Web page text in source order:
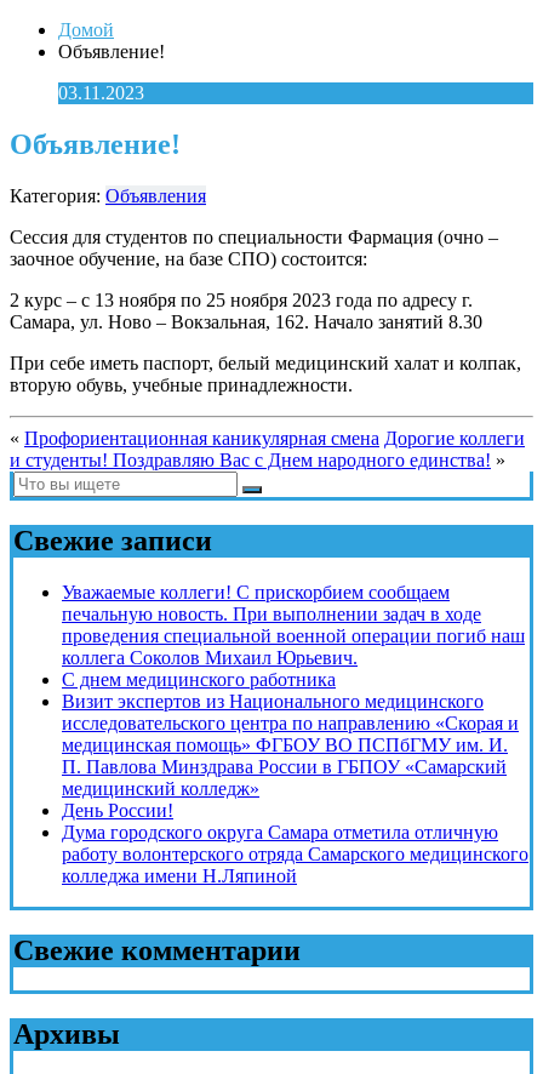
Домой
Объявление!
03.11.2023
Объявление!
Категория: Объявления
Сессия для студентов по специальности Фармация (очно –
заочное обучение, на базе СПО) состоится:
2 курс – с 13 ноября по 25 ноября 2023 года по адресу г.
Самара, ул. Ново – Вокзальная, 162. Начало занятий 8.30
При себе иметь паспорт, белый медицинский халат и колпак,
вторую обувь, учебные принадлежности.
« Профориентационная каникулярная смена Дорогие коллеги
и студенты! Поздравляю Вас с Днем народного единства! »
Свежие записи
Уважаемые коллеги! С прискорбием сообщаем
печальную новость. При выполнении задач в ходе
проведения специальной военной операции погиб наш
коллега Соколов Михаил Юрьевич.
С днем медицинского работника
Визит экспертов из Национального медицинского
исследовательского центра по направлению «Скорая и
медицинская помощь» ФГБОУ ВО ПСПбГМУ им. И.
П. Павлова Минздрава России в ГБПОУ «Самарский
медицинский колледж»
День России!
Дума городского округа Самара отметила отличную
работу волонтерского отряда Самарского медицинского
колледжа имени Н.Ляпиной
Свежие комментарии
Архивы